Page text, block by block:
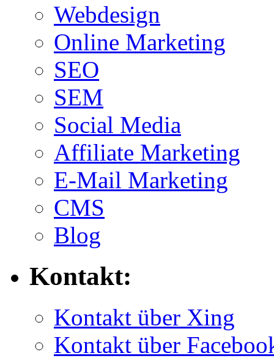
Webdesign
Online Marketing
SEO
SEM
Social Media
Affiliate Marketing
E-Mail Marketing
CMS
Blog
Kontakt:
Kontakt über Xing
Kontakt über